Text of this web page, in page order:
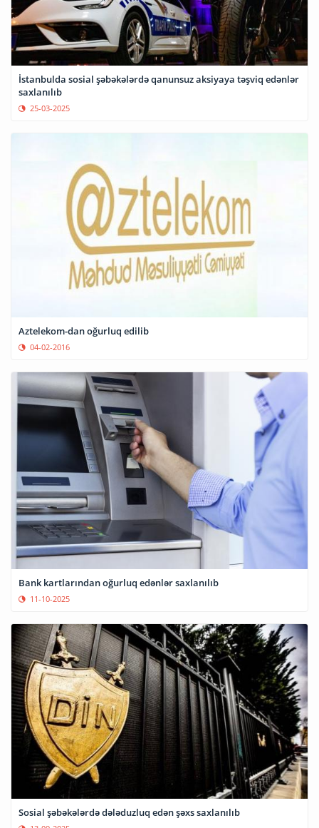
İstanbulda sosial şəbəkələrdə qanunsuz aksiyaya təşviq edənlər
saxlanılıb
25-03-2025
Aztelekom-dan oğurluq edilib
04-02-2016
Bank kartlarından oğurluq edənlər saxlanılıb
11-10-2025
Sosial şəbəkələrdə dələduzluq edən şəxs saxlanılıb